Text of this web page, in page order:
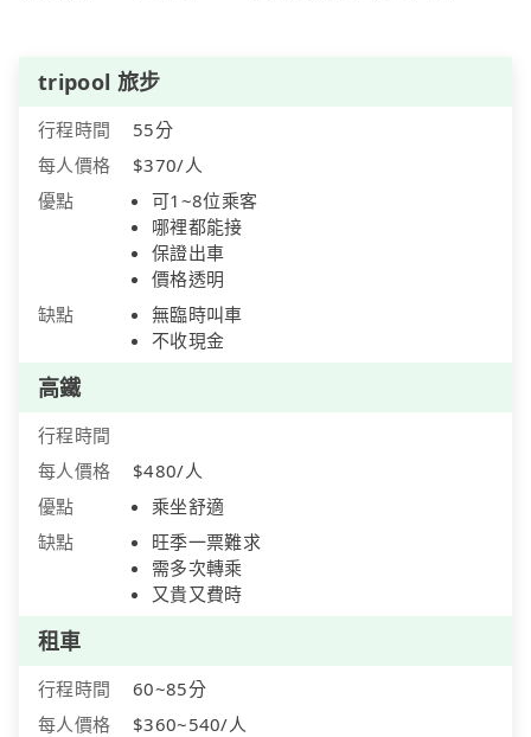
tripool 旅步
行程時間
55分
每人價格
$370/人
優點
可1~8位乘客
哪裡都能接
保證出車
價格透明
缺點
無臨時叫車
不收現金
高鐵
行程時間
每人價格
$480/人
優點
乘坐舒適
缺點
旺季一票難求
需多次轉乘
又貴又費時
租車
行程時間
60~85分
每人價格
$360~540/人